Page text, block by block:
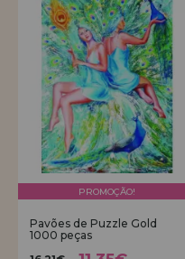
PROMOÇÃO!
Pavões de Puzzle Gold
1000 peças